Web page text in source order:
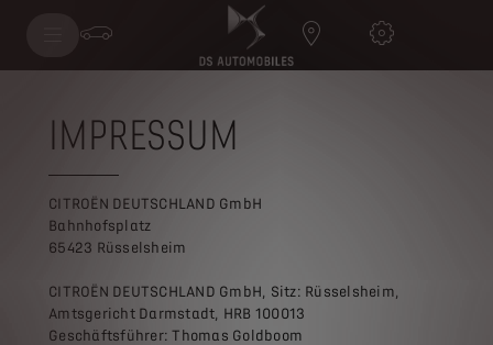
IMPRESSUM
CITROËN DEUTSCHLAND GmbH
Bahnhofsplatz
65423 Rüsselsheim
CITROËN DEUTSCHLAND GmbH, Sitz: Rüsselsheim,
Amtsgericht Darmstadt, HRB 100013
Geschäftsführer: Thomas Goldboom